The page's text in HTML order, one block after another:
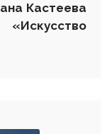
Кастеева
«Искусство